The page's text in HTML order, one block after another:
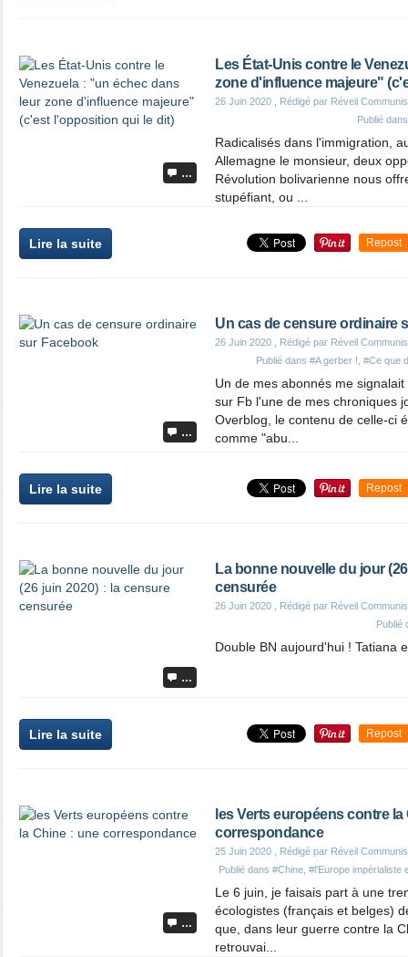
…
Les État-Unis contre le
zone d'influence majeure"
26 Juin 2020 , Rédigé par Réveil
Publié
Radicalisés dans l'immigration,
Allemagne le monsieur, deux
Révolution bolivarienne nous
stupéfiant, ou ...
Lire la suite Repost
…
Un cas de censure ordinaire
26 Juin 2020 , Rédigé par Réveil
Publié dans #A gerber ! #Ce que
Un de mes abonnés me
sur Fb l'une de mes chroniques
Overblog, le contenu de celle-ci
comme "abu...
Lire la suite Repost
…
La bonne nouvelle du jour
censurée
26 Juin 2020 , Rédigé par Réveil
Publié
Double BN aujourd'hui ! Tatiana
Lire la suite Repost
…
les Verts européens contre la
correspondance
25 Juin 2020 , Rédigé par Réveil
Publié dans #Chine #l'Europe impérialiste
Le 6 juin, je faisais part à une
écologistes (français et belges)
que, dans leur guerre contre la
retrouvai...